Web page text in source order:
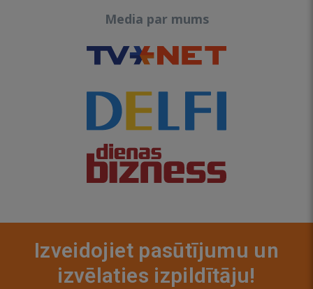
Media par mums
Izveidojiet pasūtījumu un
izvēlaties izpildītāju!